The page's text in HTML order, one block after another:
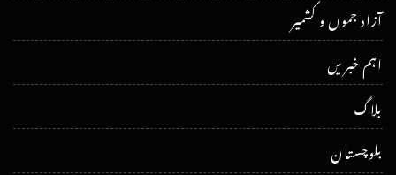
آزاد جموں و کشمیر
اہم خبریں
بلاگ
بلوچستان